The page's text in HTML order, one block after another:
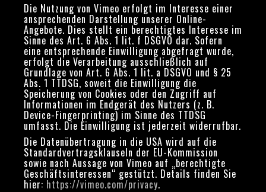
Die Nutzung von Vimeo erfolgt im Interesse einer
ansprechenden Darstellung unserer Online-
Angebote. Dies stellt ein berechtigtes Interesse im
Sinne des Art. 6 Abs. 1 lit. f DSGVO dar. Sofern
eine entsprechende Einwilligung abgefragt wurde,
erfolgt die Verarbeitung ausschließlich auf
Grundlage von Art. 6 Abs. 1 lit. a DSGVO und § 25
Abs. 1 TTDSG, soweit die Einwilligung die
Speicherung von Cookies oder den Zugriff auf
Informationen im Endgerät des Nutzers (z. B.
Device-Fingerprinting) im Sinne des TTDSG
umfasst. Die Einwilligung ist jederzeit widerrufbar.
Die Datenübertragung in die USA wird auf die
Standardvertragsklauseln der EU-Kommission
sowie nach Aussage von Vimeo auf „berechtigte
Geschäftsinteressen“ gestützt. Details finden Sie
hier: https://vimeo.com/privacy.